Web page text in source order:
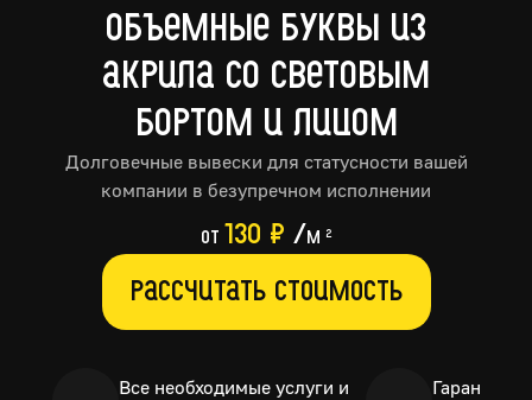
Объемные буквы из
акрила со световым
бортом и лицом
Долговечные вывески для статусности вашей
компании в безупречном исполнении
от 130 ₽ /м 2
Рассчитать стоимость
Все необходимые услуги и
Гарантия